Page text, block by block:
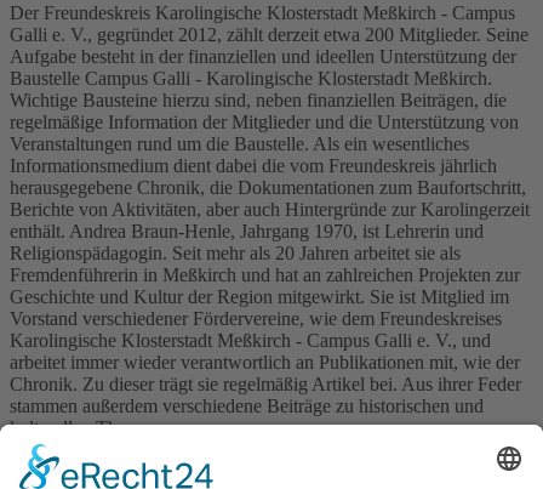
Der Freundeskreis Karolingische Klosterstadt Meßkirch - Campus
Galli e. V., gegründet 2012, zählt derzeit etwa 200 Mitglieder. Seine
Aufgabe besteht in der finanziellen und ideellen Unterstützung der
Baustelle Campus Galli - Karolingische Klosterstadt Meßkirch.
Wichtige Bausteine hierzu sind, neben finanziellen Beiträgen, die
regelmäßige Information der Mitglieder und die Unterstützung von
Veranstaltungen rund um die Baustelle. Als ein wesentliches
Informationsmedium dient dabei die vom Freundeskreis jährlich
herausgegebene Chronik, die Dokumentationen zum Baufortschritt,
Berichte von Aktivitäten, aber auch Hintergründe zur Karolingerzeit
enthält. Andrea Braun-Henle, Jahrgang 1970, ist Lehrerin und
Religionspädagogin. Seit mehr als 20 Jahren arbeitet sie als
Fremdenführerin in Meßkirch und hat an zahlreichen Projekten zur
Geschichte und Kultur der Region mitgewirkt. Sie ist Mitglied im
Vorstand verschiedener Fördervereine, wie dem Freundeskreises
Karolingische Klosterstadt Meßkirch - Campus Galli e. V., und
arbeitet immer wieder verantwortlich an Publikationen mit, wie der
Chronik. Zu dieser trägt sie regelmäßig Artikel bei. Aus ihrer Feder
stammen außerdem verschiedene Beiträge zu historischen und
kulturellen Themen.
Johannes Wolff im Gmeiner Verlag